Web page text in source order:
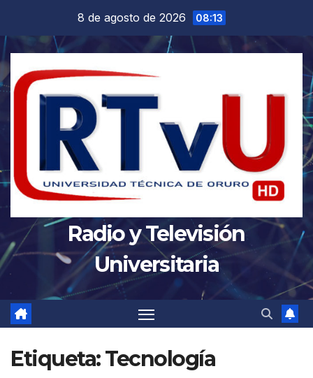
contenido
8 de agosto de 2026 08:13
Radio y Televisión
Universitaria
Etiqueta:Tecnología